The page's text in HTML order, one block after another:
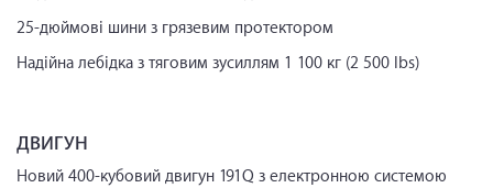
25-дюймові шини з грязевим протектором
Надійна лебідка з тяговим зусиллям 1 100 кг (2 500 lbs)
ДВИГУН
Новий 400-кубовий двигун 191Q з електронною системою